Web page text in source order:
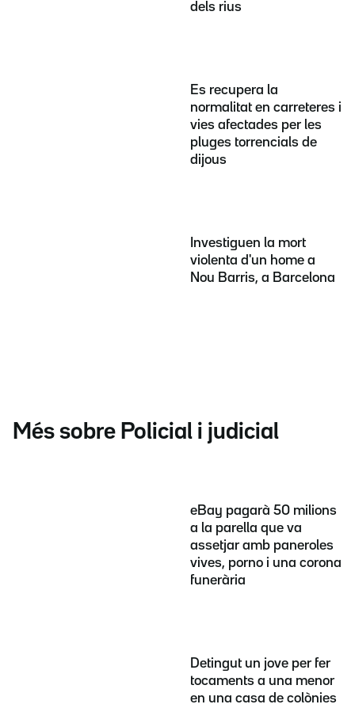
dels rius
Es recupera la
normalitat en carreteres i
vies afectades per les
pluges torrencials de
dijous
Investiguen la mort
violenta d'un home a
Nou Barris, a Barcelona
Més sobre Policial i judicial
eBay pagarà 50 milions
a la parella que va
assetjar amb paneroles
vives, porno i una corona
funerària
Detingut un jove per fer
tocaments a una menor
en una casa de colònies